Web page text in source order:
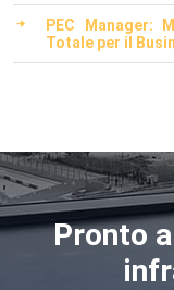
PEC Manager:
Totale per il
Pronto